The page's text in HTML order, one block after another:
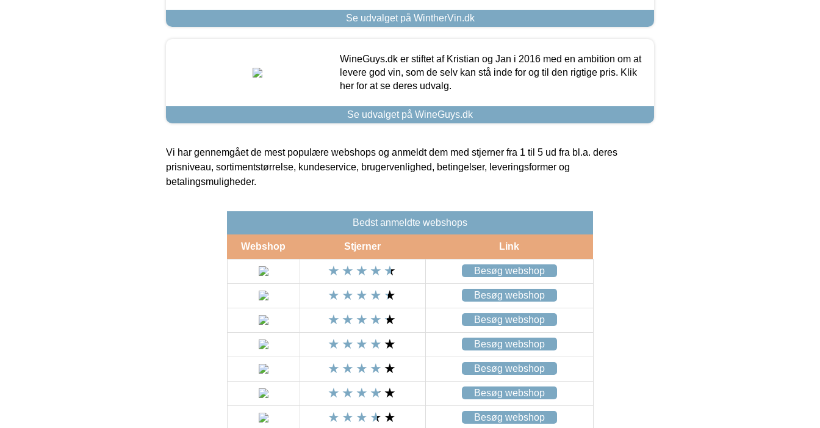
Se udvalget på WintherVin.dk
WineGuys.dk er stiftet af Kristian og Jan i 2016 med en ambition om at
levere god vin, som de selv kan stå inde for og til den rigtige pris. Klik
her for at se deres udvalg.
Se udvalget på WineGuys.dk
Vi har gennemgået de mest populære webshops og anmeldt dem med stjerner fra 1 til 5 ud fra bl.a. deres
prisniveau, sortimentstørrelse, kundeservice, brugervenlighed, betingelser, leveringsformer og
betalingsmuligheder.
Bedst anmeldte webshops
Webshop Stjerner Link
Besøg webshop
Besøg webshop
Besøg webshop
Besøg webshop
Besøg webshop
Besøg webshop
Besøg webshop